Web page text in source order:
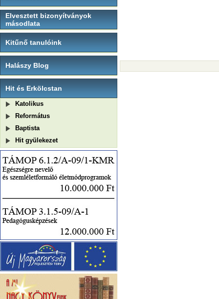
Elvesztett bizonyítványok
másodlata
Kitűnő tanulóink
Halászy Blog
Hit és Erkölcstan
Katolikus
Református
Baptista
Hit gyülekezet